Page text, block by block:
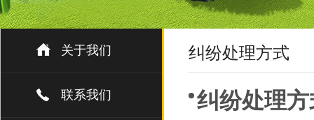
关于我们
联系我们
纠纷处理方式
纠纷处理